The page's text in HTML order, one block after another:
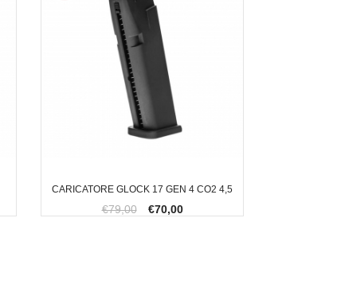
CARICATORE GLOCK 17 GEN 4 CO2 4,5
€79,00 €70,00